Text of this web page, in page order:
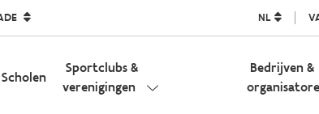
NL
Scholen
Sportclubs &
verenigingen
Bedrijven &